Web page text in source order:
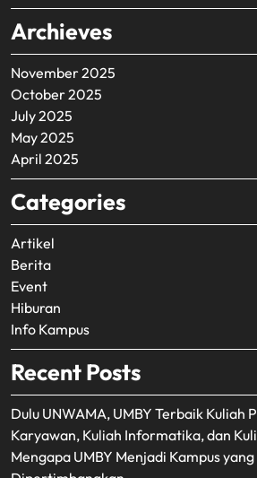
Archieves
November 2025
October 2025
July 2025
May 2025
April 2025
Categories
Artikel
Berita
Event
Hiburan
Info Kampus
Recent Posts
Dulu UNWAMA, UMBY Terbaik Kuliah
Karyawan, Kuliah Informatika, dan
Mengapa UMBY Menjadi Kampus